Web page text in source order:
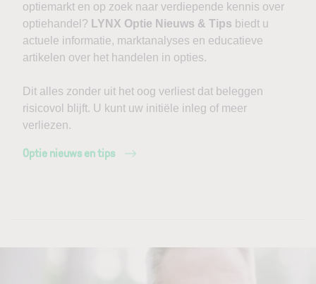
optiemarkt en op zoek naar verdiepende kennis over
optiehandel? LYNX Optie Nieuws & Tips biedt u
actuele informatie, marktanalyses en educatieve
artikelen over het handelen in opties.
Dit alles zonder uit het oog verliest dat beleggen
risicovol blijft. U kunt uw initiële inleg of meer
verliezen.
Optie nieuws en tips